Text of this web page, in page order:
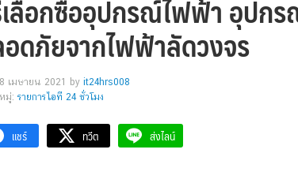
ลือกซื้ออุปกรณ์ไฟฟ้า อุปกร
ดภัยจากไฟฟ้าลัดวงจร
เมษายน 2021 by it24hrs008
มู่: รายการไอที 24 ชั่วโมง
แชร์ ทวีต ส่งไลน์